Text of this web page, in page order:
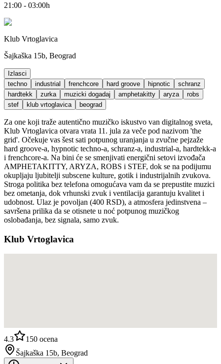
21:00 - 03:00h
Klub Vrtoglavica
Šajkaška 15b, Beograd
Izlasci
techno
industrial frenchcore hard groove hipnotic
schranz
hardtekk
zurka muzicki dogadaj amphetakitty aryza
robs
stef
klub vrtoglavica beograd
Za one koji traže autentično muzičko iskustvo van digitalnog sveta,
Klub Vrtoglavica otvara vrata 11. jula za veče pod nazivom 'the
grid'. Očekuje vas šest sati potpunog uranjanja u zvučne pejzaže
hard groove-a, hypnotic techno-a, schranz-a, industrial-a, hardtekk-a
i frenchcore-a. Na bini će se smenjivati energični setovi izvođača
AMPHETAKITTY, ARYZA, ROBS i STEF, dok se na podijumu
okupljaju ljubitelji subscene kulture, gotik i industrijalnih zvukova.
Stroga politika bez telefona omogućava vam da se prepustite muzici
bez ometanja, dok vrhunski zvuk i ventilacija garantuju kvalitet i
udobnost. Ulaz je povoljan (400 RSD), a atmosfera jedinstvena –
savršena prilika da se otisnete u noć potpunog muzičkog
oslobađanja, bez signala, samo zvuk.
Klub Vrtoglavica
4.3 150 ocena
Šajkaška 15b, Beograd